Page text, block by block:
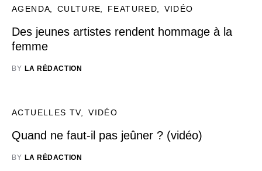
AGENDA CULTURE FEATURED VIDÉO
Des jeunes artistes rendent hommage à la
femme
BY LA RÉDACTION
ACTUELLES TV VIDÉO
Quand ne faut-il pas jeûner ? (vidéo)
BY LA RÉDACTION